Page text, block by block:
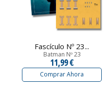
Fascículo Nº 23...
Batman Nº 23
11,99 €
Comprar Ahora